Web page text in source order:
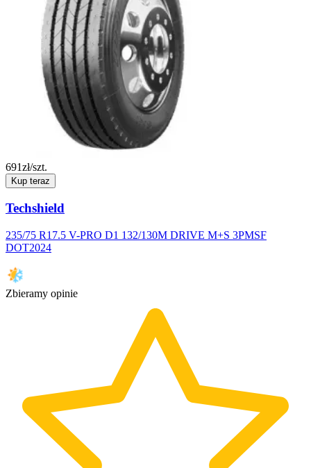
691zł/szt.
Kup teraz
Techshield
235/75 R17.5 V-PRO D1 132/130M DRIVE M+S 3PMSF
DOT2024
Zbieramy opinie